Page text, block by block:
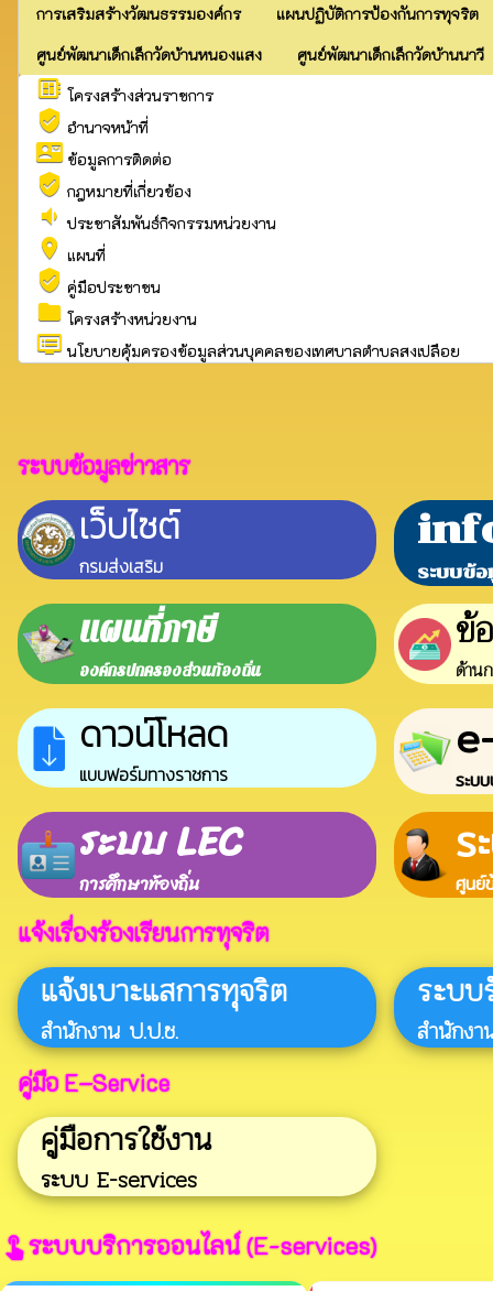
การเสริมสร้างวัฒนธรรมองค์กร
แผนปฏิบัติการป้องกันการทุจริต
ศูนย์พัฒนาเด็กเล็กวัดบ้านหนองแสง
ศูนย์พัฒนาเด็กเล็กวัดบ้านนาวี
developer_board โครงสร้างส่วนราชการ
verified_user อำนาจหน้าที่
contact_mail ข้อมูลการติดต่อ
verified_user กฎหมายที่เกี่ยวข้อง
volume_down ประชาสัมพันธ์กิจกรรมหน่วยงาน
place แผนที่
verified_user คู่มือประชาชน
folder โครงสร้างหน่วยงาน
dvr นโยบายคุ้มครองข้อมูลส่วนบุคคลของเทศบาลตำบลสงเปลือย
ระบบข้อมูลข่าวสาร
เว็บไซต์
กรมส่งเสริม ระบบข้
แผนที่ภาษี
องค์กรปกครองส่วนท้องถิ่น
ข้
ด้าน
ดาวน์โหลด
แบบฟอร์มทางราชการ ระบ
ระบบ LEC
การศึกษาท้องถิ่น
ร
ศูนย์
แจ้งเรื่องร้องเรียนการทุจริต
แจ้งเบาะแสการทุจริต
สำนักงาน ป.ป.ช.
ระบบ
สำนักง
คู่มือ E–Service
คู่มือการใช้งาน
ระบบ E-services
touch_appระบบบริการออนไลน์ (E-services)